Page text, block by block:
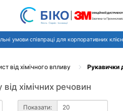
умови співпраці для корпоративних
від хімічного впливу Рукавички
хімічних речовин
Показати: